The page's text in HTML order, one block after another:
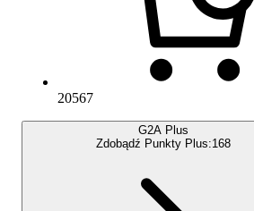
20567
G2A Plus
Zdobądź Punkty Plus:168